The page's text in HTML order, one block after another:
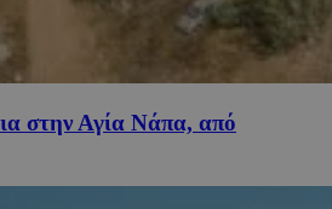
στην Αγία Νάπα, από